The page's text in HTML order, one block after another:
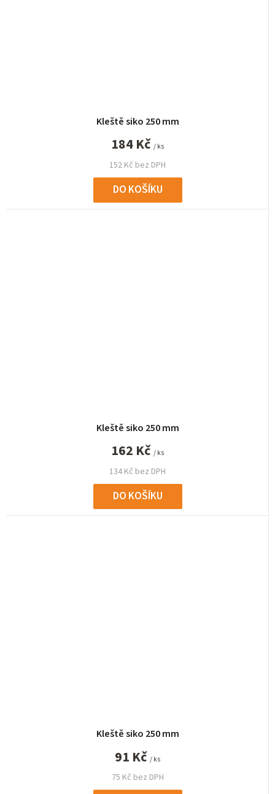
Kleště siko 250 mm
152 Kč bez DPH
184 Kč / ks
DO KOŠÍKU
Kleště siko 250 mm
134 Kč bez DPH
162 Kč / ks
DO KOŠÍKU
Kleště siko 250 mm
75 Kč bez DPH
91 Kč / ks